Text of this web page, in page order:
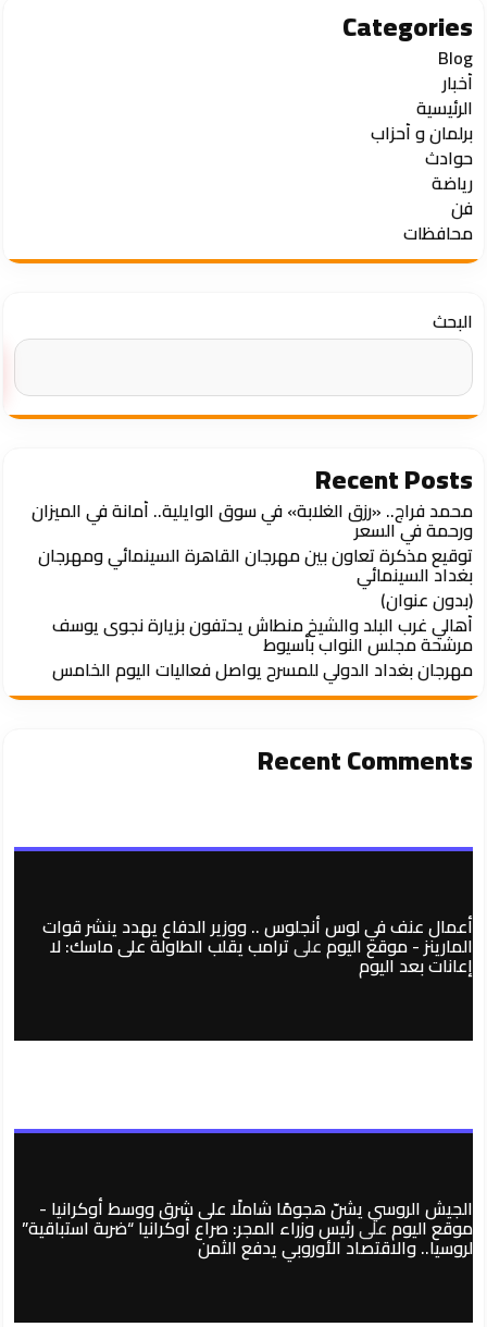
Categories
Blog
أخبار
الرئيسية
برلمان و أحزاب
حوادث
رياضة
فن
محافظات
البحث
Recent Posts
محمد فراج.. «رزق الغلابة» في سوق الوايلية.. أمانة في الميزان
ورحمة في السعر
توقيع مذكرة تعاون بين مهرجان القاهرة السينمائي ومهرجان
بغداد السينمائي
(بدون عنوان)
أهالي غرب البلد والشيخ منطاش يحتفون بزيارة نجوى يوسف
مرشحة مجلس النواب بأسيوط
مهرجان بغداد الدولي للمسرح يواصل فعاليات اليوم الخامس
Recent Comments
أعمال عنف في لوس أنجلوس .. ووزير الدفاع يهدد ينشر قوات
المارينز - موقع اليومعلىترامب يقلب الطاولة على ماسك: لا
إعانات بعد اليوم
الجيش الروسي يشنّ هجومًا شاملًا على شرق ووسط أوكرانيا -
موقع اليومعلىرئيس وزراء المجر: صراع أوكرانيا “ضربة استباقية”
لروسيا.. والاقتصاد الأوروبي يدفع الثمن